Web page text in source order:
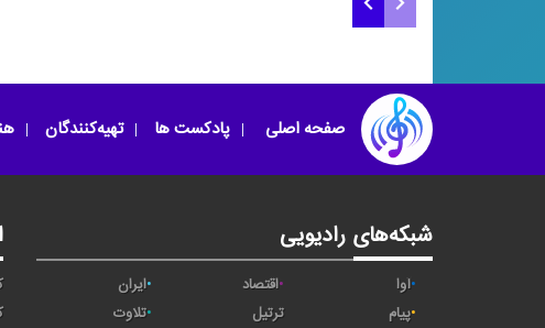
صفحه اصلی پادکست ها تهیه‌کنندگان
شبکه‌های رادیویی
آوا اقتصاد
ایران
پیام
ترتیل
تلاوت